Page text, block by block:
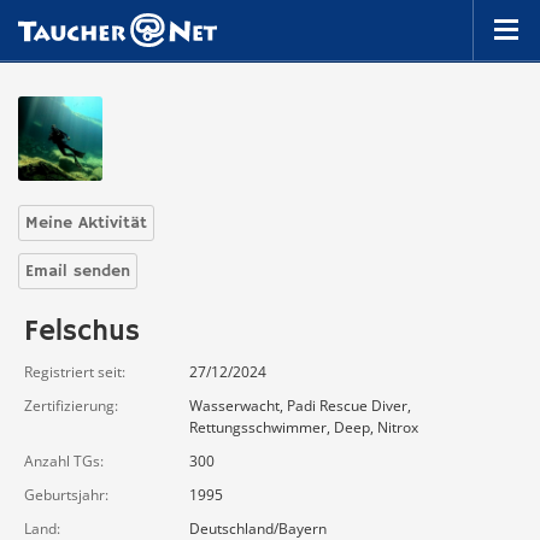
Meine Aktivität
Email senden
Felschus
Registriert seit
27/12/2024
Zertifizierung
Wasserwacht, Padi Rescue Diver,
Rettungsschwimmer, Deep, Nitrox
Anzahl TGs
300
Geburtsjahr
1995
Land
Deutschland/Bayern